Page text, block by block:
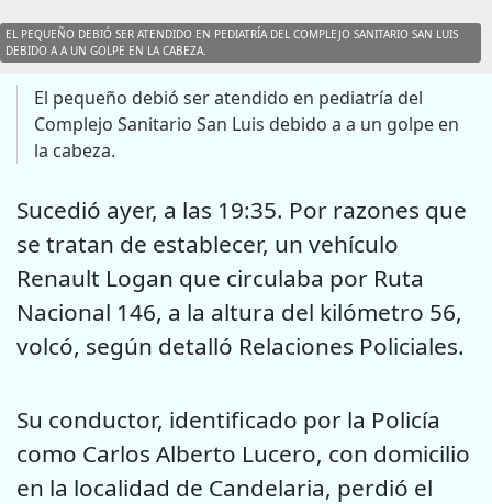
EL PEQUEÑO DEBIÓ SER ATENDIDO EN PEDIATRÍA DEL COMPLEJO SANITARIO SAN LUIS
DEBIDO A A UN GOLPE EN LA CABEZA.
El pequeño debió ser atendido en pediatría del
Complejo Sanitario San Luis debido a a un golpe en
la cabeza.
Sucedió ayer, a las 19:35. Por razones que
se tratan de establecer, un vehículo
Renault Logan que circulaba por Ruta
Nacional 146, a la altura del kilómetro 56,
volcó, según detalló Relaciones Policiales.
Su conductor, identificado por la Policía
como Carlos Alberto Lucero, con domicilio
en la localidad de Candelaria, perdió el